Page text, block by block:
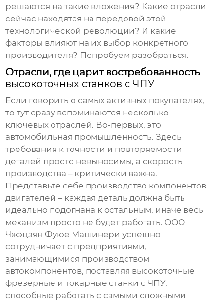
решаются на такие вложения? Какие отрасли
сейчас находятся на передовой этой
технологической революции? И какие
факторы влияют на их выбор конкретного
производителя? Попробуем разобраться.
Отрасли, где царит востребованность
высокоточных станков с ЧПУ
Если говорить о самых активных покупателях,
то тут сразу вспоминаются несколько
ключевых отраслей. Во-первых, это
автомобильная промышленность. Здесь
требования к точности и повторяемости
деталей просто невыносимы, а скорость
производства – критически важна.
Представьте себе производство компонентов
двигателей – каждая деталь должна быть
идеально подогнана к остальным, иначе весь
механизм просто не будет работать. ООО
Чжэцзян Фуюе Машинери успешно
сотрудничает с предприятиями,
занимающимися производством
автокомпонентов, поставляя высокоточные
фрезерные и токарные станки с ЧПУ,
способные работать с самыми сложными